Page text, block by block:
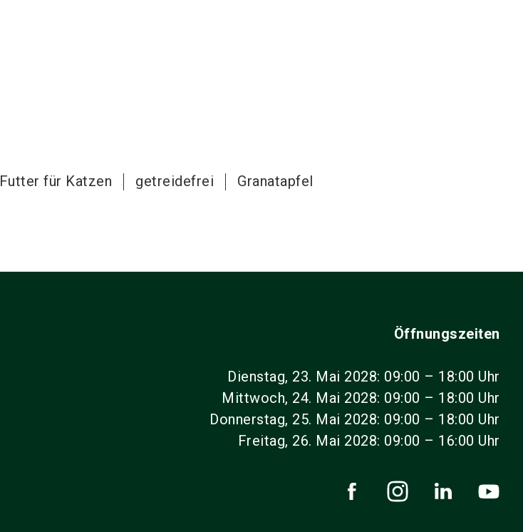
Futter für Katzen getreidefrei Granatapfel
Öffnungszeiten
Dienstag, 23. Mai 2028: 09:00 – 18:00 Uhr
Mittwoch, 24. Mai 2028: 09:00 – 18:00 Uhr
Donnerstag, 25. Mai 2028: 09:00 – 18:00 Uhr
Freitag, 26. Mai 2028: 09:00 – 16:00 Uhr